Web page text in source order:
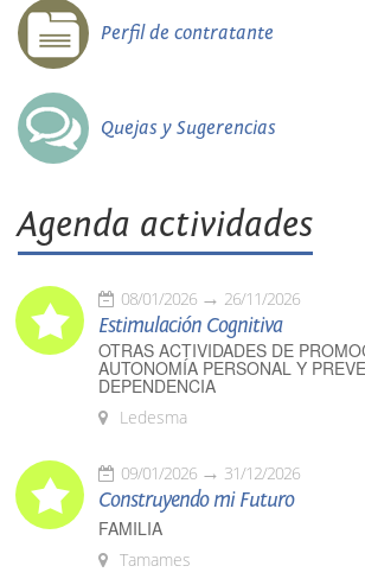
Perfil de contratante
Quejas y Sugerencias
Agenda actividades
08/01/2026 26/11/2026
Estimulación Cognitiva
OTRAS ACTIVIDADES DE
AUTONOMÍA PERSONAL Y
DEPENDENCIA
Ledesma
09/01/2026 31/12/2026
Construyendo mi Futuro
FAMILIA
Tamames